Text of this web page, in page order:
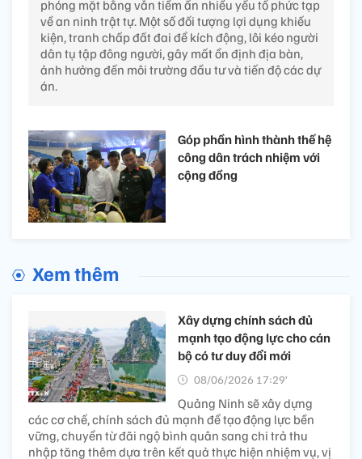
phóng mặt bằng vẫn tiềm ẩn nhiều yếu tố phức tạp
về an ninh trật tự. Một số đối tượng lợi dụng khiếu
kiện, tranh chấp đất đai để kích động, lôi kéo người
dân tụ tập đông người, gây mất ổn định địa bàn,
ảnh hưởng đến môi trường đầu tư và tiến độ các dự
án.
Góp phần hình thành thế hệ
công dân trách nhiệm với
cộng đồng
Xem thêm
Xây dựng chính sách đủ
mạnh tạo động lực cho cán
bộ có tư duy đổi mới
08/06/2026 17:29’
Quảng Ninh sẽ xây dựng
các cơ chế, chính sách đủ mạnh để tạo động lực bền
vững, chuyển từ đãi ngộ bình quân sang chi trả thu
nhập tăng thêm dựa trên kết quả thực hiện nhiệm vụ, vị